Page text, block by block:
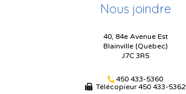
Nous joindre
40, 84e Avenue Est
Blainville (Québec)
J7C 3R5
450 433-5360
Télécopieur450 433-5362